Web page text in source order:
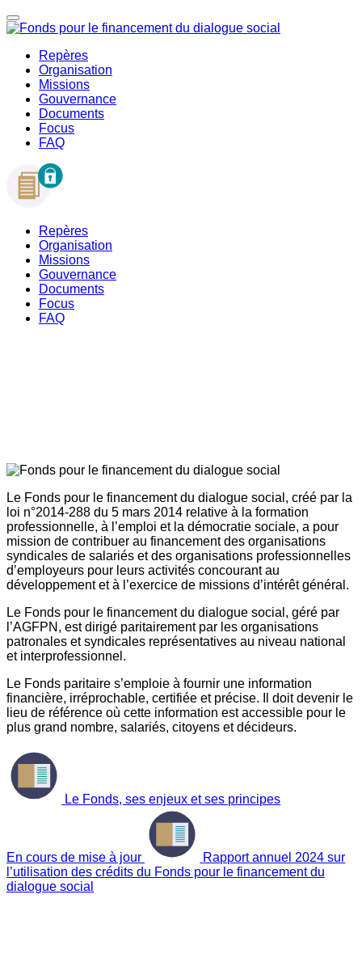
Repères
Organisation
Missions
Gouvernance
Documents
Focus
FAQ
Repères
Organisation
Missions
Gouvernance
Documents
Focus
FAQ
Le Fonds pour le financement du dialogue social, créé par la
loi n°2014-288 du 5 mars 2014 relative à la formation
professionnelle, à l’emploi et la démocratie sociale, a pour
mission de contribuer au financement des organisations
syndicales de salariés et des organisations professionnelles
d’employeurs pour leurs activités concourant au
développement et à l’exercice de missions d’intérêt général.
Le Fonds pour le financement du dialogue social, géré par
l’AGFPN, est dirigé paritairement par les organisations
patronales et syndicales représentatives au niveau national
et interprofessionnel.
Le Fonds paritaire s’emploie à fournir une information
financière, irréprochable, certifiée et précise. Il doit devenir le
lieu de référence où cette information est accessible pour le
plus grand nombre, salariés, citoyens et décideurs.
Le Fonds, ses enjeux et ses principes
En cours de mise à jour
Rapport annuel 2024 sur
l’utilisation des crédits du Fonds pour le financement du
dialogue social